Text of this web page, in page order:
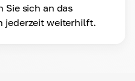
Sie sich an das
jederzeit weiterhilft.